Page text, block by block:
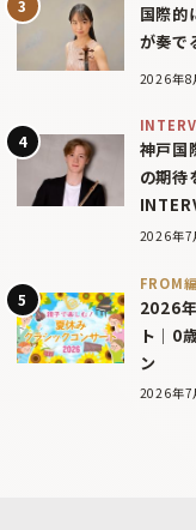
国際的
が奏で
2026年8
神戸国
の期待
2026年7
FROM
2026
ト｜0
ン
2026年7